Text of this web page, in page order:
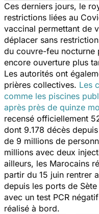
Ces derniers jours, le
restrictions liées au
vaccinal permettant de
déplacer sans
du couvre-feu nocturne
encore ouverture plus
Les autorités ont
prières collectives. Les
comme les piscines
après près de quinze
recensé officiellement
dont 9.178 décès
de 9 millions de
millions avec deux
ailleurs, les Marocains
partir du 15 juin rentrer
depuis les ports de
avec un test PCR
réalisé à bord.